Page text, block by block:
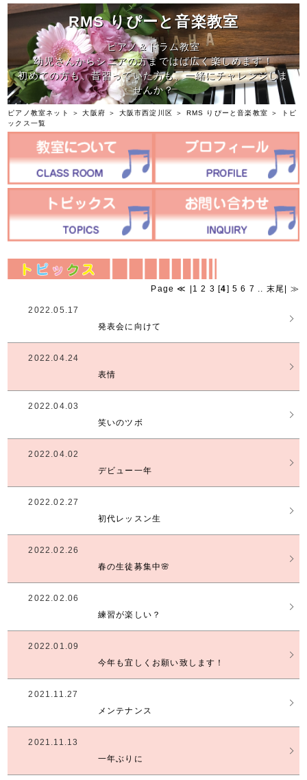
RMS りぴーと音楽教室
ピアノ＆ドラム教室
幼児さんからシニアの方まではば広く楽しめます！
初めての方も、昔習っていた方も、一緒にチャレンジしま
せんか？
ピアノ教室ネット ＞大阪府 ＞ 大阪市西淀川区 ＞ RMS りぴーと音楽教室 ＞ トピ
ックス一覧
Page ≪ | 1 2 3 [4] 5 6 7 末尾 | ≫
2022.05.17
発表会に向けて
2022.04.24
表情
2022.04.03
笑いのツボ
2022.04.02
デビュー一年
2022.02.27
初代レッスン生
2022.02.26
春の生徒募集中🌸
2022.02.06
練習が楽しい？
2022.01.09
今年も宜しくお願い致します！
2021.11.27
メンテナンス
2021.11.13
一年ぶりに